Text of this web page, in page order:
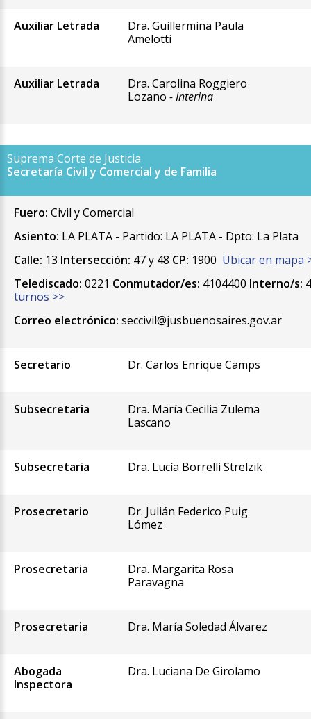
Auxiliar Letrada
Dra. Guillermina Paula
Amelotti
Auxiliar Letrada
Dra. Carolina Roggiero
Lozano - Interina
Suprema Corte de Justicia
Secretaría Civil y Comercial y de Familia
Fuero: Civil y Comercial
Asiento: LA PLATA - Partido: LA PLATA - Dpto: La Plata
Calle: 13 Intersección: 47 y 48 CP: 1900 Ubicar en mapa
Telediscado: 0221 Conmutador/es: 4104400 Interno/s:
turnos >>
Correo electrónico: seccivil@jusbuenosaires.gov.ar
Secretario Dr. Carlos Enrique Camps
Subsecretaria
Dra. María Cecilia Zulema
Lascano
Subsecretaria Dra. Lucía Borrelli Strelzik
Prosecretario
Dr. Julián Federico Puig
Lómez
Prosecretaria
Dra. Margarita Rosa
Paravagna
Prosecretaria Dra. María Soledad Álvarez
Abogada
Inspectora
Dra. Luciana De Girolamo